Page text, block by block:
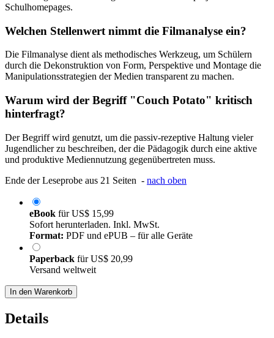
Schulhomepages.
Welchen Stellenwert nimmt die Filmanalyse ein?
Die Filmanalyse dient als methodisches Werkzeug, um Schülern
durch die Dekonstruktion von Form, Perspektive und Montage die
Manipulationsstrategien der Medien transparent zu machen.
Warum wird der Begriff "Couch Potato" kritisch
hinterfragt?
Der Begriff wird genutzt, um die passiv-rezeptive Haltung vieler
Jugendlicher zu beschreiben, der die Pädagogik durch eine aktive
und produktive Mediennutzung gegenübertreten muss.
Ende der Leseprobe aus 21 Seiten - nach oben
eBook fürUS$ 15,99
Sofort herunterladen. Inkl. MwSt.
Format: PDF und ePUB – für alle Geräte
Paperback fürUS$ 20,99
Versand weltweit
In den Warenkorb
Details